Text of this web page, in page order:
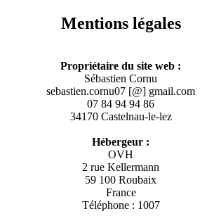
Mentions légales
Propriétaire du site web :
Sébastien Cornu
sebastien.cornu07 [@] gmail.com
07 84 94 94 86
34170 Castelnau-le-lez
Hébergeur :
OVH
2 rue Kellermann
59 100 Roubaix
France
Téléphone : 1007